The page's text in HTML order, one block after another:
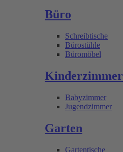
Büro
Schreibtische
Bürostühle
Büromöbel
Kinderzimmer
Babyzimmer
Jugendzimmer
Garten
Gartentische